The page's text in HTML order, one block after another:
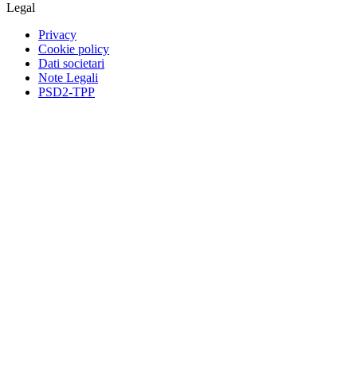
Legal
Privacy
Cookie policy
Dati societari
Note Legali
PSD2-TPP